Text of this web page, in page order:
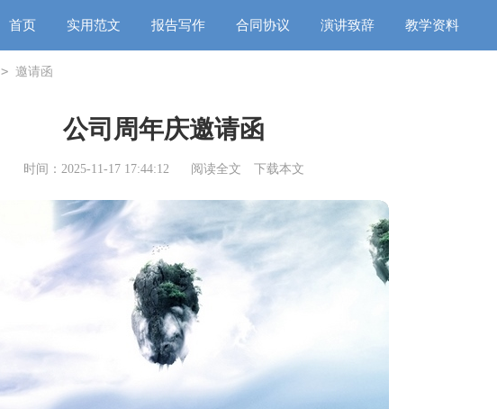
首页 实用范文 报告写作 合同协议 演讲致辞 教学资料
> 邀请函
公司周年庆邀请函
时间：2025-11-17 17:44:12 阅读全文 下载本文